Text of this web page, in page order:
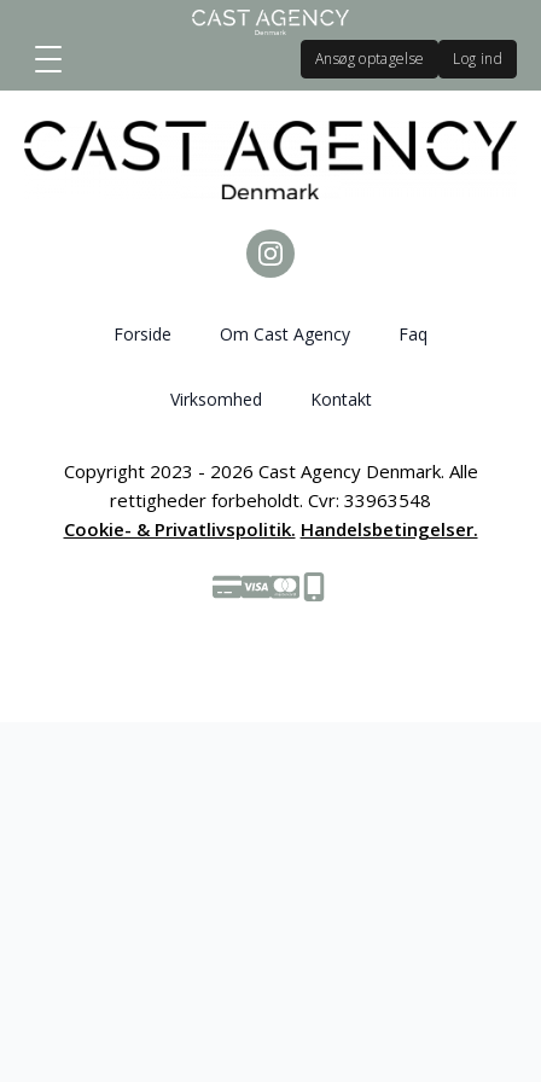
Ansøg optagelse Log ind
Forside Om Cast Agency Faq
Virksomhed Kontakt
Copyright 2023 - 2026 Cast Agency Denmark. Alle
rettigheder forbeholdt. Cvr: 33963548
Cookie- & Privatlivspolitik. Handelsbetingelser.